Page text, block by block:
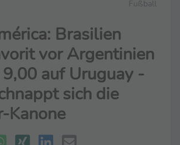
Fußball
Brasilien
vor Argentinien
auf Uruguay -
sich die
Kanone